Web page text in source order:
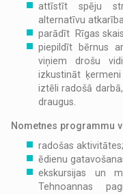
attīstīt spēju
alternatīvu
parādīt Rīgas
piepildīt bērnus
viņiem drošu
izkustināt
iztēli radošā
draugus.
Nometnes programmu
radošas aktivitātes;
ēdienu
ekskursijas un
Tehnoannas